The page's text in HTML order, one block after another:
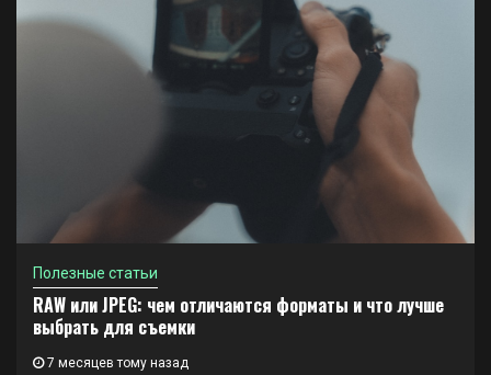
Полезные статьи
RAW или JPEG: чем отличаются форматы и что лучше
выбрать для съемки
7 месяцев тому назад